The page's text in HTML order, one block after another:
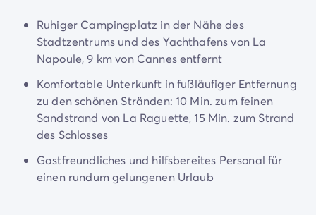
Ultimate-Mobilheime/de/die-ultimate-kategorie
Premium-Mobilheime/de/camping-premium-mobilheim
Weitere Unterkünfte/de/spezialunterkuenfte
Mobilheime für Großfamilien/de/mobilheime-familie
Mobilheime für Personen mit eingeschränkter Mobilität
Mietobjekte By Roan/de/vermietung-by-roan
Willkommen bei homair
Erleben Sie die Erfahrung
Das homair-Erlebnis
Ruhiger Campingplatz in der Nähe des
Stadtzentrums und des Yachthafens von La
Napoule, 9 km von Cannes entfernt
Komfortable Unterkunft in fußläufiger Entfernung
zu den schönen Stränden: 10 Min. zum feinen
Sandstrand von La Raguette, 15 Min. zum Strand
des Schlosses
Gastfreundliches und hilfsbereites Personal für
einen rundum gelungenen Urlaub